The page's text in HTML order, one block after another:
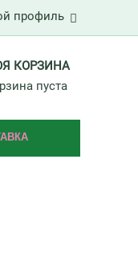
профиль
КОРЗИНА
пуста